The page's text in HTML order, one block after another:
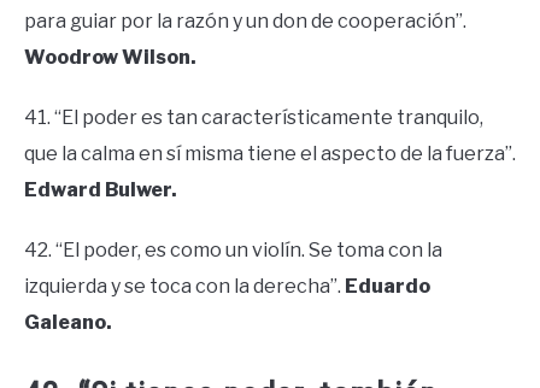
para guiar por la razón y un don de cooperación”.
Woodrow Wilson.
41. “El poder es tan característicamente tranquilo,
que la calma en sí misma tiene el aspecto de la fuerza”.
Edward Bulwer.
42. “El poder, es como un violín. Se toma con la
izquierda y se toca con la derecha”. Eduardo
Galeano.